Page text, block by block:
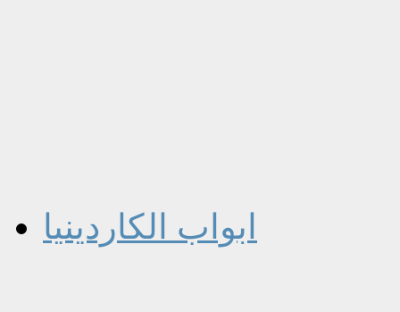
ابواب الكاردينيا